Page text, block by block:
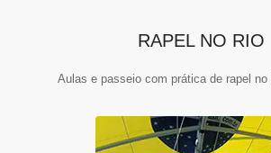
RAPEL NO RIO
Aulas e passeio com prática de rapel no